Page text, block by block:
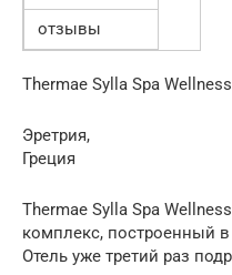
отзывы
Thermae Sylla Spa
Эретрия,
Греция
Thermae Sylla Spa
комплекс, построенный в
Отель уже третий раз